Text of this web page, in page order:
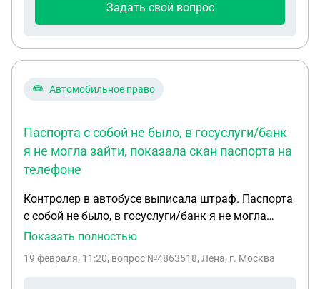
Задать свой вопрос
Автомобильное право
Паспорта с собой не было, в госуслуги/банк
я не могла зайти, показала скан паспорта на
телефоне
Контролер в автобусе выписала штраф. Паспорта
с собой не было, в госуслуги/банк я не могла
зайти, показала скан паспорта на телефоне.
того, что моя личность не была подтверждена
Показать полностью
19 февраля, 11:20, вопрос №4863518, Лена, г. Москва